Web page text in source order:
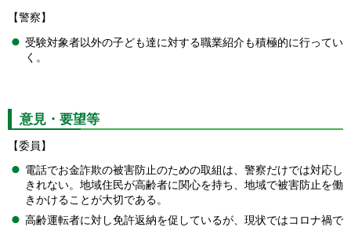
【警察】
受験対象者以外の子ども達に対する職業紹介も積極的に行ってい
く。
意見・要望等
【委員】
電話でお金詐欺の被害防止のための取組は、警察だけでは対応し
きれない。地域住民が高齢者に関心を持ち、地域で被害防止を働
きかけることが大切である。
高齢運転者に対し免許返納を促しているが、現状ではコロナ禍で